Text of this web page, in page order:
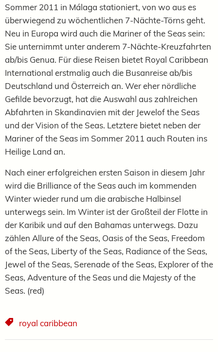
Sommer 2011 in Málaga stationiert, von wo aus es
überwiegend zu wöchentlichen 7-Nächte-Törns geht.
Neu in Europa wird auch die Mariner of the Seas sein:
Sie unternimmt unter anderem 7-Nächte-Kreuzfahrten
ab/bis Genua. Für diese Reisen bietet Royal Caribbean
International erstmalig auch die Busanreise ab/bis
Deutschland und Österreich an. Wer eher nördliche
Gefilde bevorzugt, hat die Auswahl aus zahlreichen
Abfahrten in Skandinavien mit der Jewelof the Seas
und der Vision of the Seas. Letztere bietet neben der
Mariner of the Seas im Sommer 2011 auch Routen ins
Heilige Land an.
Nach einer erfolgreichen ersten Saison in diesem Jahr
wird die Brilliance of the Seas auch im kommenden
Winter wieder rund um die arabische Halbinsel
unterwegs sein. Im Winter ist der Großteil der Flotte in
der Karibik und auf den Bahamas unterwegs. Dazu
zählen Allure of the Seas, Oasis of the Seas, Freedom
of the Seas, Liberty of the Seas, Radiance of the Seas,
Jewel of the Seas, Serenade of the Seas, Explorer of the
Seas, Adventure of the Seas und die Majesty of the
Seas. (red)
royal caribbean